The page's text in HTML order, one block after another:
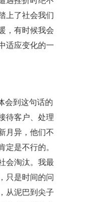
上了社会我们
，有时候我会
适应变化的一
会到这句话的
待客户、处理
月异，他们不
是不行的。
会淘汰。我最
只是时间的问
从泥巴到尖子